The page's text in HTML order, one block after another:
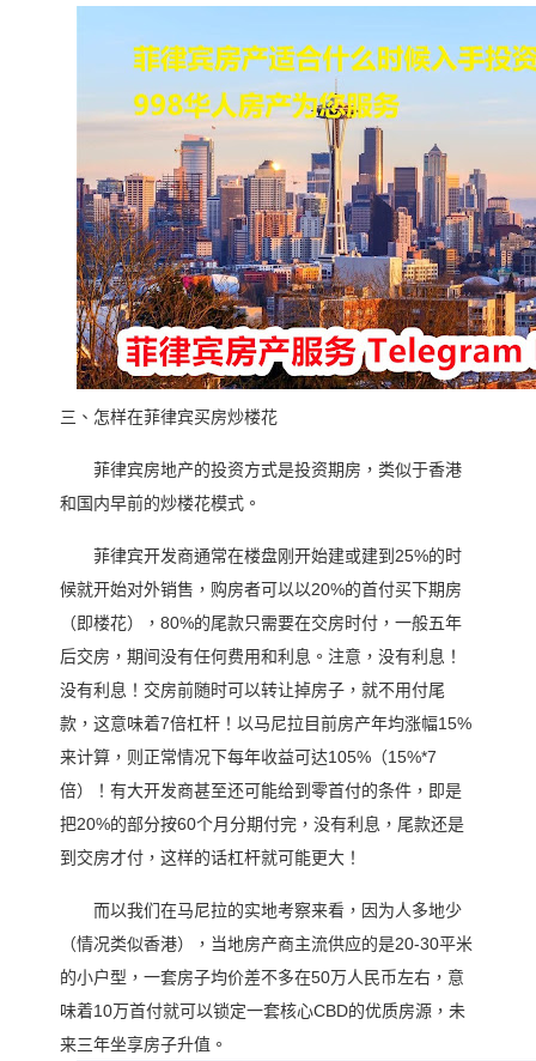
三、怎样在菲律宾买房炒楼花
菲律宾房地产的投资方式是投资期房，类似于香港
和国内早前的炒楼花模式。
菲律宾开发商通常在楼盘刚开始建或建到25%的时
候就开始对外销售，购房者可以以20%的首付买下期房
（即楼花），80%的尾款只需要在交房时付，一般五年
后交房，期间没有任何费用和利息。注意，没有利息！
没有利息！交房前随时可以转让掉房子，就不用付尾
款，这意味着7倍杠杆！以马尼拉目前房产年均涨幅15%
来计算，则正常情况下每年收益可达105%（15%*7
倍）！有大开发商甚至还可能给到零首付的条件，即是
把20%的部分按60个月分期付完，没有利息，尾款还是
到交房才付，这样的话杠杆就可能更大！
而以我们在马尼拉的实地考察来看，因为人多地少
（情况类似香港），当地房产商主流供应的是20-30平米
的小户型，一套房子均价差不多在50万人民币左右，意
味着10万首付就可以锁定一套核心CBD的优质房源，未
来三年坐享房子升值。